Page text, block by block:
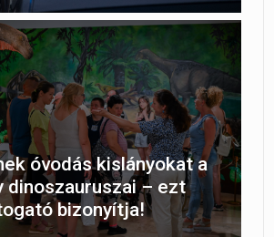
óvodás kislányokat a
dinoszauruszai – ezt
bizonyítja!